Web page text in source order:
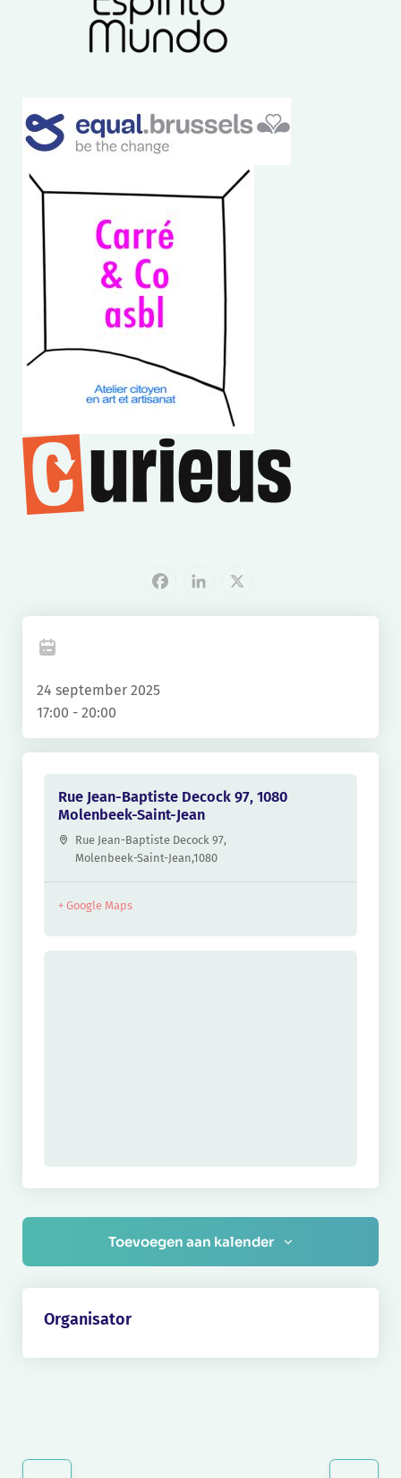
Facebook
LinkedIn
X
24 september 2025
17:00 - 20:00
Rue Jean-Baptiste Decock 97, 1080
Molenbeek-Saint-Jean
Rue Jean-Baptiste Decock 97,
Molenbeek-Saint-Jean,1080
+ Google Maps
Toevoegen aan kalender
Organisator
Navigatie